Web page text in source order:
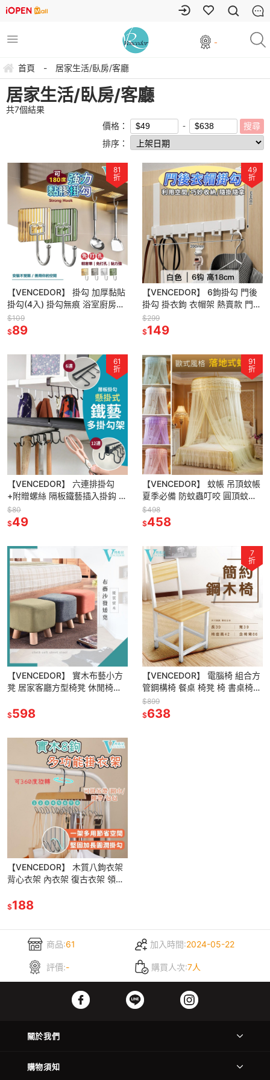
-
首頁 - 居家生活/臥房/客廳
居家生活/臥房/客廳
共7個結果
價格：
排序：
81
折
【VENCEDOR】 掛勾 加厚黏貼
掛勾(4入) 掛勾無痕 浴室廚房掛
勾 鑰匙掛勾 毛巾掛勾 現貨 滿
499免運
$109
$89
49
折
【VENCEDOR】 6鉤掛勾 門後
掛勾 掛衣鉤 衣帽架 熱賣款 門後
收納 浴室掛勾 免釘款 現貨 滿
499免運
$299
$149
61
折
【VENCEDOR】 六連排掛勾
+附贈螺絲 隔板鐵藝插入掛鈎 層
板壁掛式掛鈎 櫥櫃掛架 現貨 滿
499免運
$80
$49
91
折
【VENCEDOR】 蚊帳 吊頂蚊帳
夏季必備 防蚊蟲叮咬 圓頂蚊帳
雙人床落地宮廷1.2米公主風 現
貨 滿499免運
$498
$458
【VENCEDOR】 實木布藝小方
凳 居家客廳方型椅凳 休閒椅凳
滿499免運
$598
7
折
【VENCEDOR】 電腦椅 組合方
管鋼構椅 餐桌 椅凳 椅 書桌椅
餐桌椅 木椅 現貨 滿499免運
$899
$638
【VENCEDOR】 木質八鉤衣架
背心衣架 內衣架 復古衣架 領帶
滿499免運
$188
商品:61 加入時間:2024-05-22
評價:- 購買人次:7人
關於我們
購物須知